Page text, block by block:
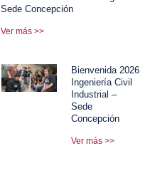
Sede Concepción
Ver más >>
Bienvenida 2026
Ingeniería Civil
Industrial –
Sede
Concepción
Ver más >>